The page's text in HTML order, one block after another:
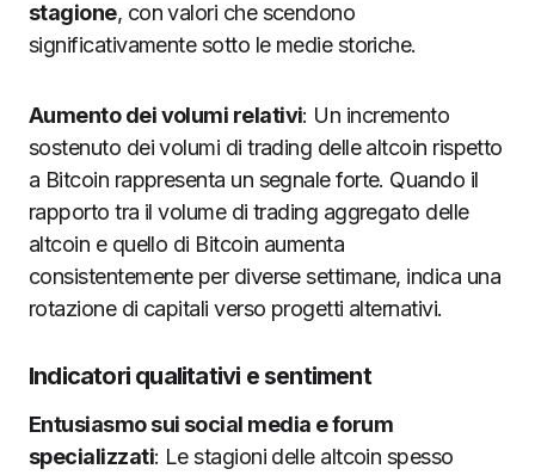
stagione, con valori che scendono
significativamente sotto le medie storiche.
Aumento dei volumi relativi: Un incremento
sostenuto dei volumi di trading delle altcoin rispetto
a Bitcoin rappresenta un segnale forte. Quando il
rapporto tra il volume di trading aggregato delle
altcoin e quello di Bitcoin aumenta
consistentemente per diverse settimane, indica una
rotazione di capitali verso progetti alternativi.
Indicatori qualitativi e sentiment
Entusiasmo sui social media e forum
specializzati: Le stagioni delle altcoin spesso